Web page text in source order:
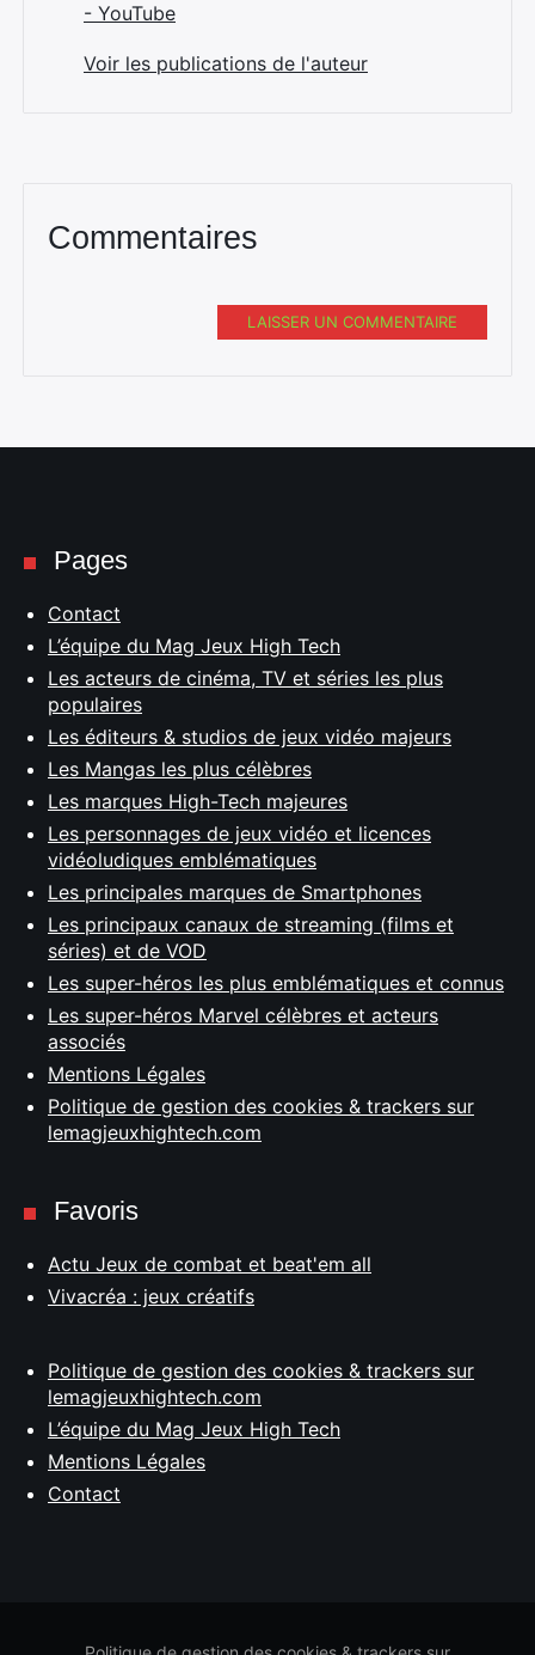
- YouTube
Voir les publications de l'auteur
Commentaires
LAISSER UN COMMENTAIRE
Pages
Contact
L’équipe du Mag Jeux High Tech
Les acteurs de cinéma, TV et séries les plus
populaires
Les éditeurs & studios de jeux vidéo majeurs
Les Mangas les plus célèbres
Les marques High-Tech majeures
Les personnages de jeux vidéo et licences
vidéoludiques emblématiques
Les principales marques de Smartphones
Les principaux canaux de streaming (films et
séries) et de VOD
Les super-héros les plus emblématiques et connus
Les super-héros Marvel célèbres et acteurs
associés
Mentions Légales
Politique de gestion des cookies & trackers sur
lemagjeuxhightech.com
Favoris
Actu Jeux de combat et beat'em all
Vivacréa : jeux créatifs
Politique de gestion des cookies & trackers sur
lemagjeuxhightech.com
L’équipe du Mag Jeux High Tech
Mentions Légales
Contact